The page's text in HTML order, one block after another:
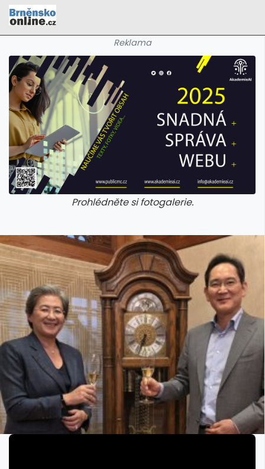
Reklama
Prohlédněte si fotogalerie.